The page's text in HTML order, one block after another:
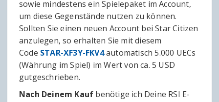
sowie mindestens ein Spielepaket im Account,
um diese Gegenstände nutzen zu können.
Sollten Sie einen neuen Account bei Star Citizen
anzulegen, so erhalten Sie mit diesem
Code STAR-XF3Y-FKV4automatisch 5.000 UECs
(Währung im Spiel) im Wert von ca. 5 USD
gutgeschrieben.
Nach Deinem Kauf benötige ich Deine RSI E-